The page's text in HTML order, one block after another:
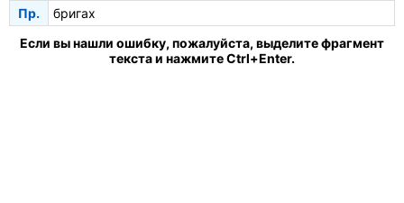
Пр.
бригах
Если вы нашли ошибку, пожалуйста, выделите фрагмент
текста и нажмите Ctrl+Enter.